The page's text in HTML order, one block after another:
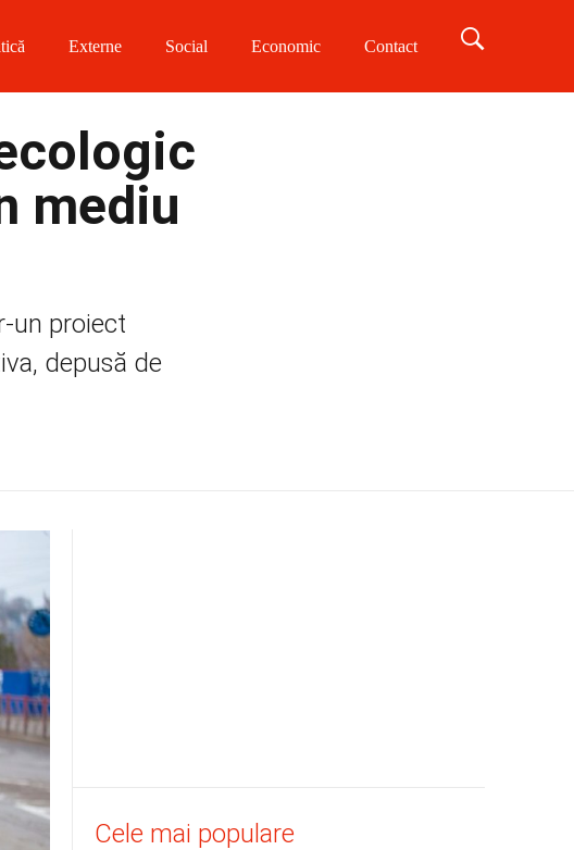
Externe Social Economic Contact
mediu
un proiect
depusă de
Cele mai populare